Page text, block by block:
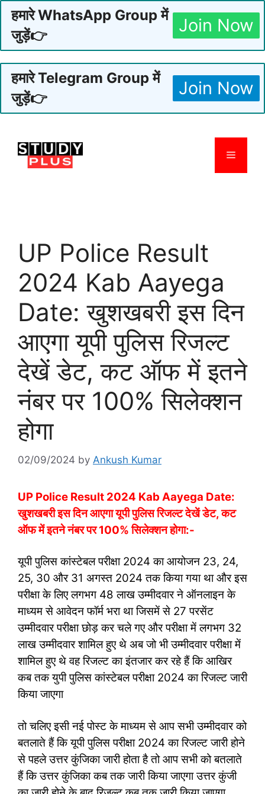
हमारे WhatsApp Group में
जुड़ें👉
Join Now
हमारे Telegram Group में
जुड़ें👉
Join Now
content
Menu
UP Police Result
2024 Kab Aayega
Date: खुशखबरी इस दिन
आएगा यूपी पुलिस रिजल्ट
देखें डेट, कट ऑफ में इतने
नंबर पर 100% सिलेक्शन
होगा
02/09/2024 by Ankush Kumar
UP Police Result 2024 Kab Aayega Date:
खुशखबरी इस दिन आएगा यूपी पुलिस रिजल्ट देखें डेट, कट
ऑफ में इतने नंबर पर 100% सिलेक्शन होगा:-
यूपी पुलिस कांस्टेबल परीक्षा 2024 का आयोजन 23, 24,
25, 30 और 31 अगस्त 2024 तक किया गया था और इस
परीक्षा के लिए लगभग 48 लाख उम्मीदवार ने ऑनलाइन के
माध्यम से आवेदन फॉर्म भरा था जिसमें से 27 परसेंट
उम्मीदवार परीक्षा छोड़ कर चले गए और परीक्षा में लगभग 32
लाख उम्मीदवार शामिल हुए थे अब जो भी उम्मीदवार परीक्षा में
शामिल हुए थे वह रिजल्ट का इंतजार कर रहे हैं कि आखिर
कब तक युपी पुलिस कांस्टेबल परीक्षा 2024 का रिजल्ट जारी
किया जाएगा
तो चलिए इसी नई पोस्ट के माध्यम से आप सभी उम्मीदवार को
बतलाते हैं कि यूपी पुलिस परीक्षा 2024 का रिजल्ट जारी होने
से पहले उत्तर कुंजिका जारी होता है तो आप सभी को बतलाते
हैं कि उत्तर कुंजिका कब तक जारी किया जाएगा उत्तर कुंजी